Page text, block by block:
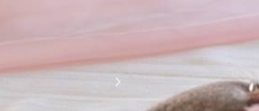
La perfezione e l' armonia che è palese nei tuoi
Complimenti davvero!!!!
Giusy Rizzo
da Facebook